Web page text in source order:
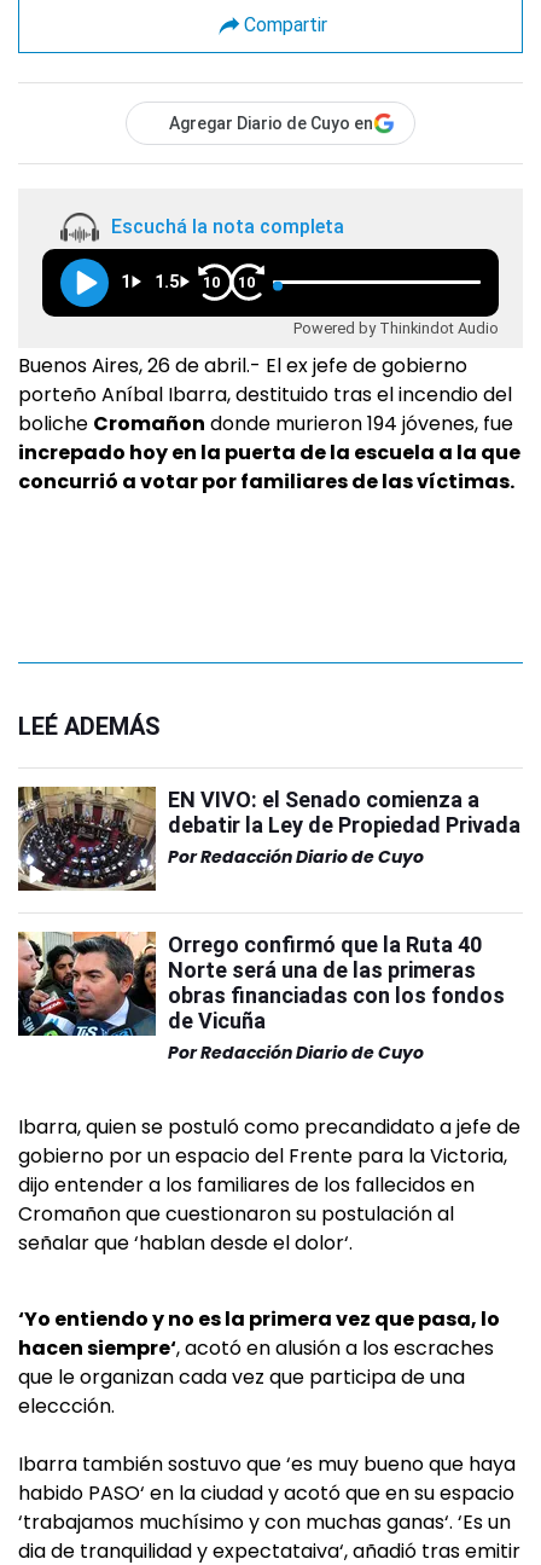
Compartir
Agregar Diario de Cuyo en
Escuchá la nota completa
1 1.5 10 10
Powered by Thinkindot Audio
Buenos Aires, 26 de abril.- El ex jefe de gobierno
porteño Aníbal Ibarra, destituido tras el incendio del
boliche Cromañon donde murieron 194 jóvenes, fue
increpado hoy en la puerta de la escuela a la que
concurrió a votar por familiares de las víctimas.
LEÉ ADEMÁS
EN VIVO: el Senado comienza a
debatir la Ley de Propiedad Privada
PorRedacción Diario de Cuyo
Orrego confirmó que la Ruta 40
Norte será una de las primeras
obras financiadas con los fondos
de Vicuña
PorRedacción Diario de Cuyo
Ibarra, quien se postuló como precandidato a jefe de
gobierno por un espacio del Frente para la Victoria,
dijo entender a los familiares de los fallecidos en
Cromañon que cuestionaron su postulación al
señalar que ‘hablan desde el dolor‘.
‘Yo entiendo y no es la primera vez que pasa, lo
hacen siempre‘, acotó en alusión a los escraches
que le organizan cada vez que participa de una
eleccción.
Ibarra también sostuvo que ‘es muy bueno que haya
habido PASO‘ en la ciudad y acotó que en su espacio
‘trabajamos muchísimo y con muchas ganas‘. ‘Es un
dia de tranquilidad y expectataiva‘, añadió tras emitir